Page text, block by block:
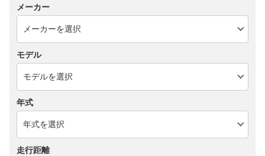
メーカー
モデル
年式
走行距離